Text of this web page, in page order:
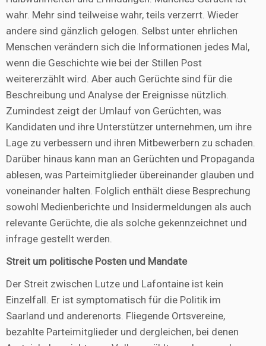
wahr. Mehr sind teilweise wahr, teils verzerrt. Wieder
andere sind gänzlich gelogen. Selbst unter ehrlichen
Menschen verändern sich die Informationen jedes Mal,
wenn die Geschichte wie bei der Stillen Post
weitererzählt wird. Aber auch Gerüchte sind für die
Beschreibung und Analyse der Ereignisse nützlich.
Zumindest zeigt der Umlauf von Gerüchten, was
Kandidaten und ihre Unterstützer unternehmen, um ihre
Lage zu verbessern und ihren Mitbewerbern zu schaden.
Darüber hinaus kann man an Gerüchten und Propaganda
ablesen, was Parteimitglieder übereinander glauben und
voneinander halten. Folglich enthält diese Besprechung
sowohl Medienberichte und Insidermeldungen als auch
relevante Gerüchte, die als solche gekennzeichnet und
infrage gestellt werden.
Streit um politische Posten und Mandate
Der Streit zwischen Lutze und Lafontaine ist kein
Einzelfall. Er ist symptomatisch für die Politik im
Saarland und anderenorts. Fliegende Ortsvereine,
bezahlte Parteimitglieder und dergleichen, bei denen